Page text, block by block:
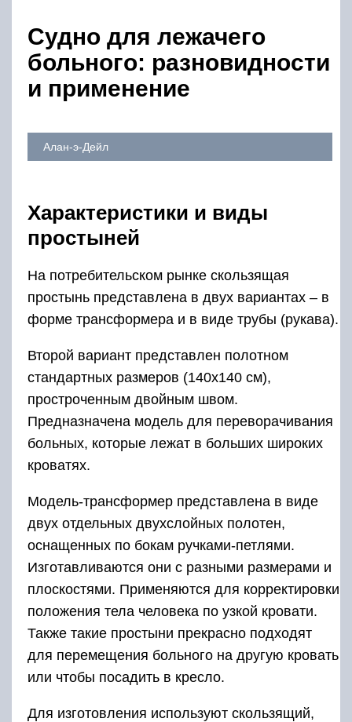
Судно для лежачего
больного: разновидности
и применение
Алан-э-Дейл
Характеристики и виды
простыней
На потребительском рынке скользящая
простынь представлена в двух вариантах – в
форме трансформера и в виде трубы (рукава).
Второй вариант представлен полотном
стандартных размеров (140х140 см),
простроченным двойным швом.
Предназначена модель для переворачивания
больных, которые лежат в больших широких
кроватях.
Модель-трансформер представлена в виде
двух отдельных двухслойных полотен,
оснащенных по бокам ручками-петлями.
Изготавливаются они с разными размерами и
плоскостями. Применяются для корректировки
положения тела человека по узкой кровати.
Также такие простыни прекрасно подходят
для перемещения больного на другую кровать
или чтобы посадить в кресло.
Для изготовления используют скользящий,